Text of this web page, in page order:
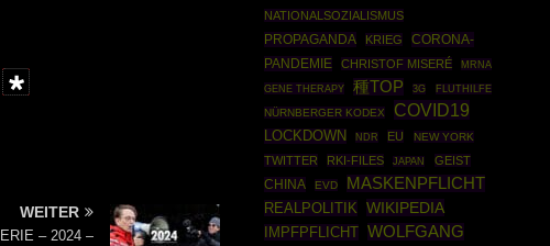
WEITER
– 2024 –
NATIONALSOZIALISMUS
PROPAGANDA KRIEG
CORONA-
PANDEMIE
CHRISTOF MISERÉ
MRNA
GENE THERAPY
種TOP 3G FLUTHILFE
NÜRNBERGER KODEX COVID19
LOCKDOWN NDR EU NEW YORK
TWITTER RKI-FILES JAPAN GEIST
CHINA EVD MASKENPFLICHT
REALPOLITIK WIKIPEDIA
IMPFPFLICHT WOLFGANG